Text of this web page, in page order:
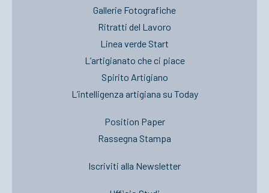
Gallerie Fotografiche
Ritratti del Lavoro
Linea verde Start
L’artigianato che ci piace
Spirito Artigiano
L’intelligenza artigiana su Today
Position Paper
Rassegna Stampa
Iscriviti alla Newsletter